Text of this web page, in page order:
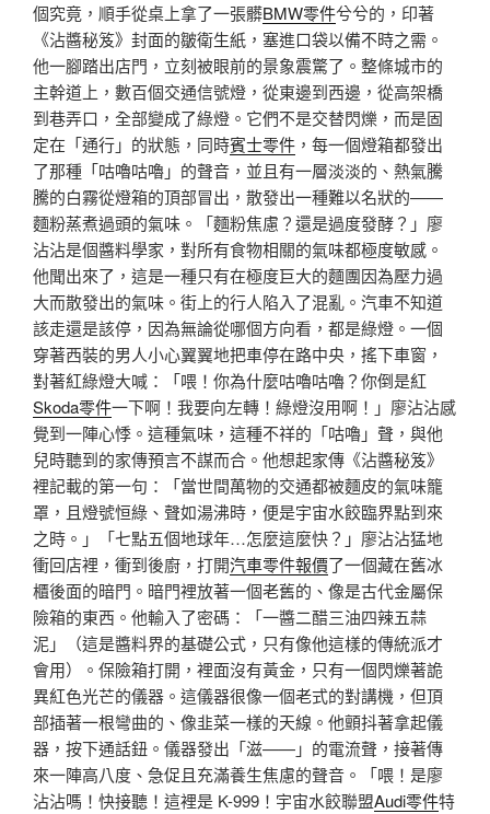
個究竟，順手從桌上拿了一張髒BMW零件兮兮的，印著
《沾醬秘笈》封面的皺衛生紙，塞進口袋以備不時之需。
他一腳踏出店門，立刻被眼前的景象震驚了。整條城市的
主幹道上，數百個交通信號燈，從東邊到西邊，從高架橋
到巷弄口，全部變成了綠燈。它們不是交替閃爍，而是固
定在「通行」的狀態，同時賓士零件 ，每一個燈箱都發出
了那種「咕嚕咕嚕」的聲音，並且有一層淡淡的、熱氣騰
騰的白霧從燈箱的頂部冒出，散發出一種難以名狀的——
麵粉蒸煮過頭的氣味。「麵粉焦慮？還是過度發酵？」廖
沾沾是個醬料學家，對所有食物相關的氣味都極度敏感。
他聞出來了，這是一種只有在極度巨大的麵團因為壓力過
大而散發出的氣味。街上的行人陷入了混亂。汽車不知道
該走還是該停，因為無論從哪個方向看，都是綠燈。一個
穿著西裝的男人小心翼翼地把車停在路中央，搖下車窗，
對著紅綠燈大喊：「喂！你為什麼咕嚕咕嚕？你倒是紅
Skoda零件一下啊！我要向左轉！綠燈沒用啊！」廖沾沾感
覺到一陣心悸。這種氣味，這種不祥的「咕嚕」聲，與他
兒時聽到的家傳預言不謀而合。他想起家傳《沾醬秘笈》
裡記載的第一句：「當世間萬物的交通都被麵皮的氣味籠
罩，且燈號恒綠、聲如湯沸時，便是宇宙水餃臨界點到來
之時。」「七點五個地球年…怎麼這麼快？」廖沾沾猛地
衝回店裡，衝到後廚，打開汽車零件報價了一個藏在舊冰
櫃後面的暗門。暗門裡放著一個老舊的、像是古代金屬保
險箱的東西。他輸入了密碼：「一醬二醋三油四辣五蒜
泥」（這是醬料界的基礎公式，只有像他這樣的傳統派才
會用）。保險箱打開，裡面沒有黃金，只有一個閃爍著詭
異紅色光芒的儀器。這儀器很像一個老式的對講機，但頂
部插著一根彎曲的、像韭菜一樣的天線。他顫抖著拿起儀
器，按下通話鈕。儀器發出「滋——」的電流聲，接著傳
來一陣高八度、急促且充滿養生焦慮的聲音。「喂！是廖
沾沾嗎！快接聽！這裡是 K-999！宇宙水餃聯盟Audi零件特